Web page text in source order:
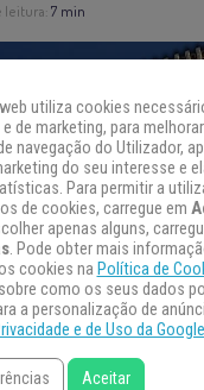
leitura: 7 min
utiliza cookies
de marketing, para
navegação do Utilizador,
do seu interesse e
Para permitir a
de cookies, carregue em
apenas alguns,
. Pode obter mais
cookies na Política de
como os seus dados
a personalização de
e de Uso da Google
Aceitar